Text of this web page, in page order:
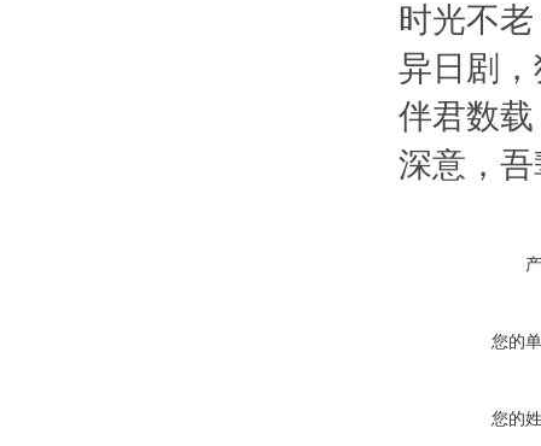
时光不
异日剧
伴君数
深意，
您的
您的